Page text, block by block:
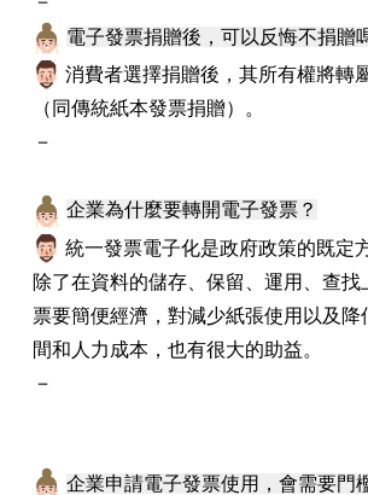
電子發票捐贈後，可以反悔不捐贈
消費者選擇捐贈後，其所有權將轉
（同傳統紙本發票捐贈）。
－
企業為什麼要轉開電子發票？
統一發票電子化是政府政策的既定
除了在資料的儲存、保留、運用、查找
票要簡便經濟，對減少紙張使用以及降
間和人力成本，也有很大的助益。
－
企業申請電子發票使用，會需要門